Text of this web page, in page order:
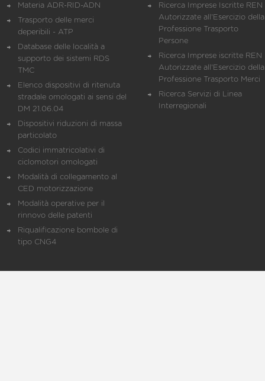
Materia ADR-RID-ADN
Trasporto delle merci
deperibili - ATP
Database delle località a
supporto dei sistemi RDS
TMC
Elenco dispositivi di ritenuta
stradale omologati ai sensi del
DM 21.06.04
Dispositivi riduzioni di massa
particolato
Codici immatricolativi di
ciclomotori omologati
Modalità di collegamento al
CED motorizzazione
Modalità operative per il
rinnovo delle patenti
Riqualificazione bombole di
tipo CNG4
Ricerca Imprese Iscritte REN
Autorizzate all'Esercizio della
Professione Trasporto
Persone
Ricerca Imprese iscritte REN
Autorizzate all'Esercizio della
Professione Trasporto Merci
Ricerca Servizi di Linea
Interregionali